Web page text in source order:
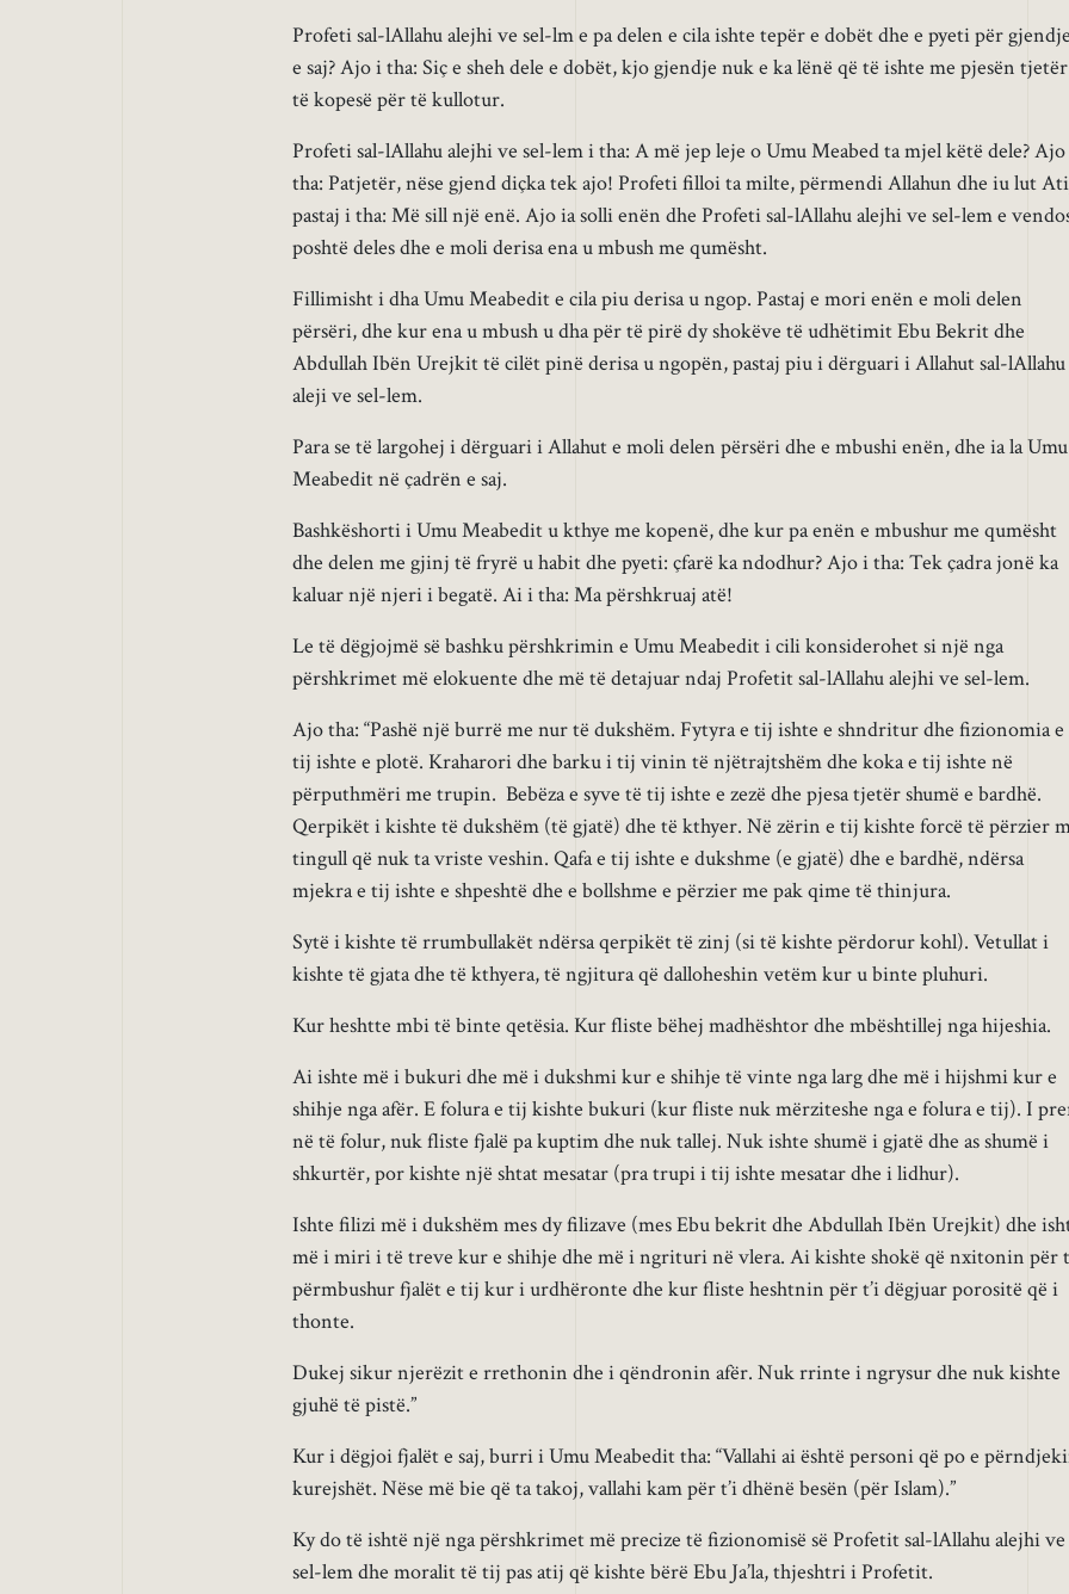
Profeti sal-lAllahu alejhi ve sel-lm e pa delen e cila ishte tepër e dobët dhe e pyeti për
e saj? Ajo i tha: Siç e sheh dele e dobët, kjo gjendje nuk e ka lënë që të ishte me pjesën tjetër
të kopesë për të kullotur.
Profeti sal-lAllahu alejhi ve sel-lem i tha: A më jep leje o Umu Meabed ta mjel këtë dele?
tha: Patjetër, nëse gjend diçka tek ajo! Profeti filloi ta milte, përmendi Allahun dhe iu lut
pastaj i tha: Më sill një enë. Ajo ia solli enën dhe Profeti sal-lAllahu alejhi ve sel-lem e
poshtë deles dhe e moli derisa ena u mbush me qumësht.
Fillimisht i dha Umu Meabedit e cila piu derisa u ngop. Pastaj e mori enën e moli delen
përsëri, dhe kur ena u mbush u dha për të pirë dy shokëve të udhëtimit Ebu Bekrit dhe
Abdullah Ibën Urejkit të cilët pinë derisa u ngopën, pastaj piu i dërguari i Allahut sal-lAllahu
aleji ve sel-lem.
Para se të largohej i dërguari i Allahut e moli delen përsëri dhe e mbushi enën, dhe ia la Umu
Meabedit në çadrën e saj.
Bashkëshorti i Umu Meabedit u kthye me kopenë, dhe kur pa enën e mbushur me qumësht
dhe delen me gjinj të fryrë u habit dhe pyeti: çfarë ka ndodhur? Ajo i tha: Tek çadra jonë ka
kaluar një njeri i begatë. Ai i tha: Ma përshkruaj atë!
Le të dëgjojmë së bashku përshkrimin e Umu Meabedit i cili konsiderohet si një nga
përshkrimet më elokuente dhe më të detajuar ndaj Profetit sal-lAllahu alejhi ve sel-lem.
Ajo tha: “Pashë një burrë me nur të dukshëm. Fytyra e tij ishte e shndritur dhe fizionomia e
tij ishte e plotë. Kraharori dhe barku i tij vinin të njëtrajtshëm dhe koka e tij ishte në
përputhmëri me trupin. Bebëza e syve të tij ishte e zezë dhe pjesa tjetër shumë e bardhë.
Qerpikët i kishte të dukshëm (të gjatë) dhe të kthyer. Në zërin e tij kishte forcë të përzier
tingull që nuk ta vriste veshin. Qafa e tij ishte e dukshme (e gjatë) dhe e bardhë, ndërsa
mjekra e tij ishte e shpeshtë dhe e bollshme e përzier me pak qime të thinjura.
Sytë i kishte të rrumbullakët ndërsa qerpikët të zinj (si të kishte përdorur kohl). Vetullat i
kishte të gjata dhe të kthyera, të ngjitura që dalloheshin vetëm kur u binte pluhuri.
Kur heshtte mbi të binte qetësia. Kur fliste bëhej madhështor dhe mbështillej nga hijeshia.
Ai ishte më i bukuri dhe më i dukshmi kur e shihje të vinte nga larg dhe më i hijshmi kur e
shihje nga afër. E folura e tij kishte bukuri (kur fliste nuk mërziteshe nga e folura e tij). I
në të folur, nuk fliste fjalë pa kuptim dhe nuk tallej. Nuk ishte shumë i gjatë dhe as shumë i
shkurtër, por kishte një shtat mesatar (pra trupi i tij ishte mesatar dhe i lidhur).
Ishte filizi më i dukshëm mes dy filizave (mes Ebu bekrit dhe Abdullah Ibën Urejkit) dhe
më i miri i të treve kur e shihje dhe më i ngrituri në vlera. Ai kishte shokë që nxitonin për
përmbushur fjalët e tij kur i urdhëronte dhe kur fliste heshtnin për t’i dëgjuar porositë që i
thonte.
Dukej sikur njerëzit e rrethonin dhe i qëndronin afër. Nuk rrinte i ngrysur dhe nuk kishte
gjuhë të pistë.”
Kur i dëgjoi fjalët e saj, burri i Umu Meabedit tha: “Vallahi ai është personi që po e
kurejshët. Nëse më bie që ta takoj, vallahi kam për t’i dhënë besën (për Islam).”
Ky do të ishtë një nga përshkrimet më precize të fizionomisë së Profetit sal-lAllahu alejhi ve
sel-lem dhe moralit të tij pas atij që kishte bërë Ebu Ja’la, thjeshtri i Profetit.